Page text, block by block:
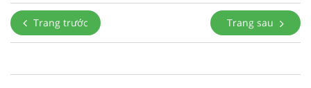
Trang trước Trang sau